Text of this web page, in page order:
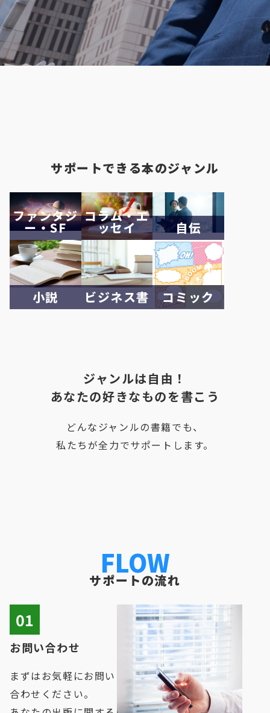
サポートできる本のジャンル
ファンタジ
ー・SF
コラム・エ
ッセイ 自伝
小説 ビジネス書 コミック
ジャンルは自由！
あなたの好きなものを書こう
どんなジャンルの書籍でも、
私たちが全力でサポートします。
FLOW
サポートの流れ
01
お問い合わせ
まずはお気軽にお問い
合わせください。